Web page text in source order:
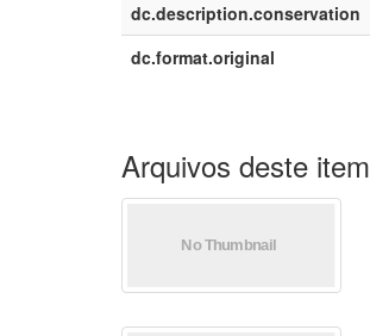
dc.description.conservation
dc.format.original
Arquivos deste item